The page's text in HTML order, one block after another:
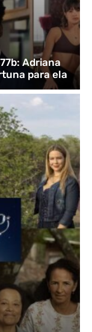
Adriana
para ela